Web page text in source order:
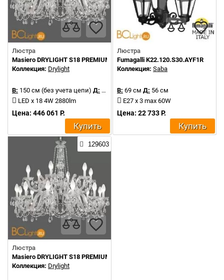
Люстра
Masiero DRYLIGHT S18 PREMIUM RGBW
Коллекция: Drylight
В: 150 см (без учета цепи) Д:
LED x 18 4W 2880lm
Цена: 446 061 Р.
Купить
Люстра
Fumagalli K22.120.S30.AYF1R
Коллекция: Saba
В: 69 см Д: 56 см
E27 x 3 max 60W
Цена: 22 733 Р.
Купить
129603
Люстра
Masiero DRYLIGHT S18 PREMIUM
Коллекция: Drylight